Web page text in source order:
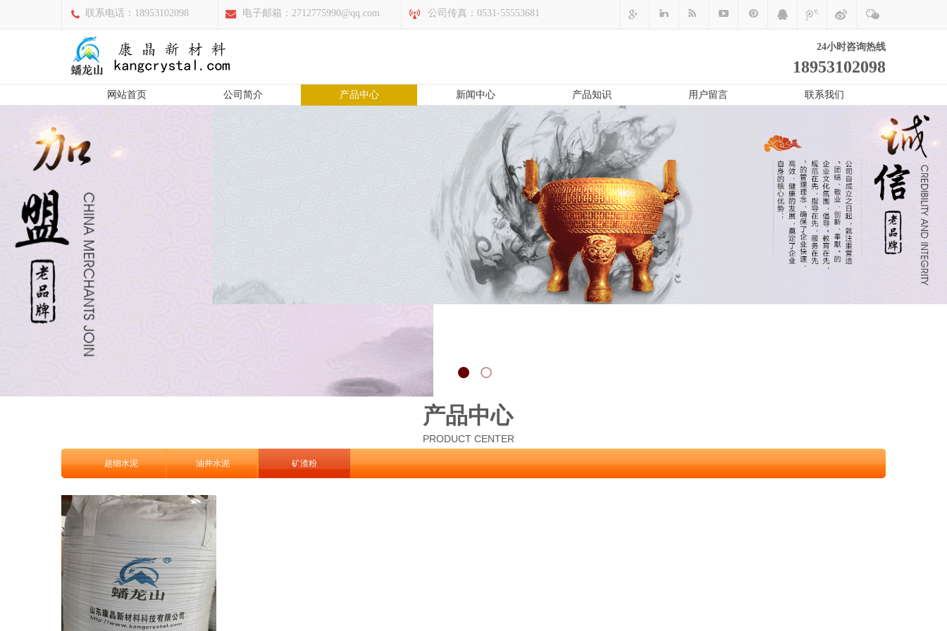
公司传真：0531-55553681
电子邮箱：2712775990@qq.com
联系电话：18953102098
18953102098
24小时咨询热线
网站首页 公司简介 产品中心 新闻中心 产品知识 用户留言 联系我们
PRODUCT CENTER
产品中心
超细水泥 油井水泥 矿渣粉